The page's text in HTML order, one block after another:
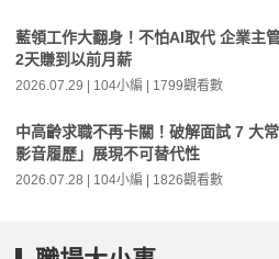
藍領工作大翻身！不怕AI取代 企業主
2天賺到以前月薪
2026.07.29 | 104小編 | 1799觀看數
中高齡求職不再卡關！破解面試 7 大
影音履歷」展現不可替代性
2026.07.28 | 104小編 | 1826觀看數